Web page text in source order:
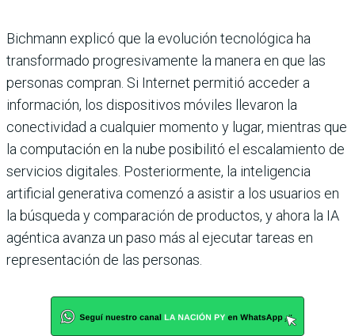
Bichmann explicó que la evolución tecnológica ha
transformado progresivamente la manera en que las
personas compran. Si Internet permitió acceder a
información, los dispositivos móviles llevaron la
conectividad a cualquier momento y lugar, mientras que
la computación en la nube posibilitó el escalamiento de
servicios digitales. Posteriormente, la inteligencia
artificial generativa comenzó a asistir a los usuarios en
la búsqueda y comparación de productos, y ahora la IA
agéntica avanza un paso más al ejecutar tareas en
representación de las personas.